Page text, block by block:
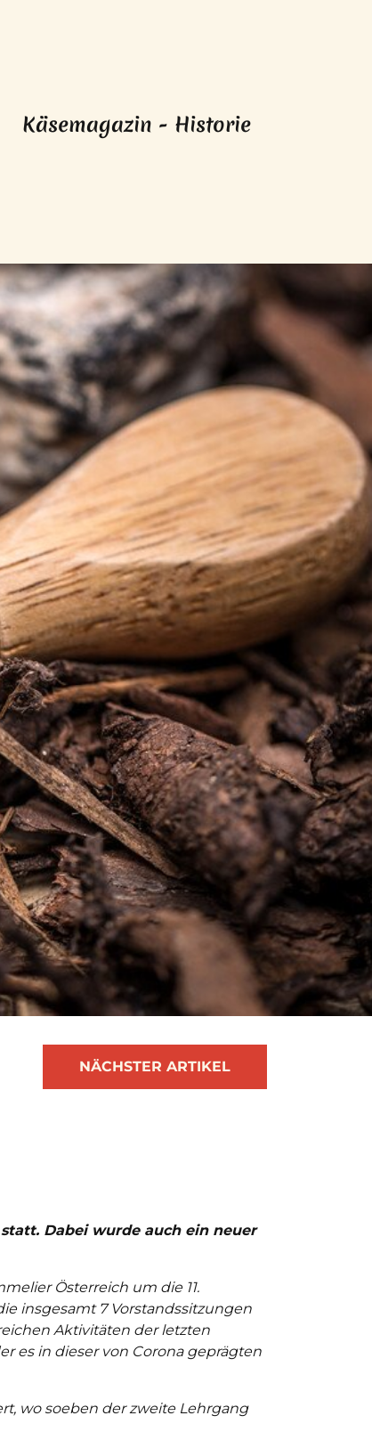
Käsemagazin - Historie
NÄCHSTER ARTIKEL
Dabei wurde auch ein neuer
Österreich um die 11.
insgesamt 7 Vorstandssitzungen
Aktivitäten der letzten
es in dieser von Corona geprägten
wo soeben der zweite Lehrgang